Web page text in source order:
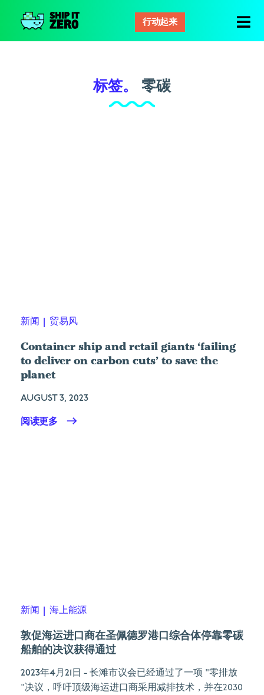
行动起来
标签。 零碳
新闻 | 贸易风
Container ship and retail giants ‘failing
to deliver on carbon cuts’ to save the
planet
AUGUST 3, 2023
阅读更多
新闻 | 海上能源
敦促海运进口商在圣佩德罗港口综合体停靠零碳
船舶的决议获得通过
2023年4月21日 - 长滩市议会已经通过了一项 "零排放
"决议，呼吁顶级海运进口商采用减排技术，并在2030